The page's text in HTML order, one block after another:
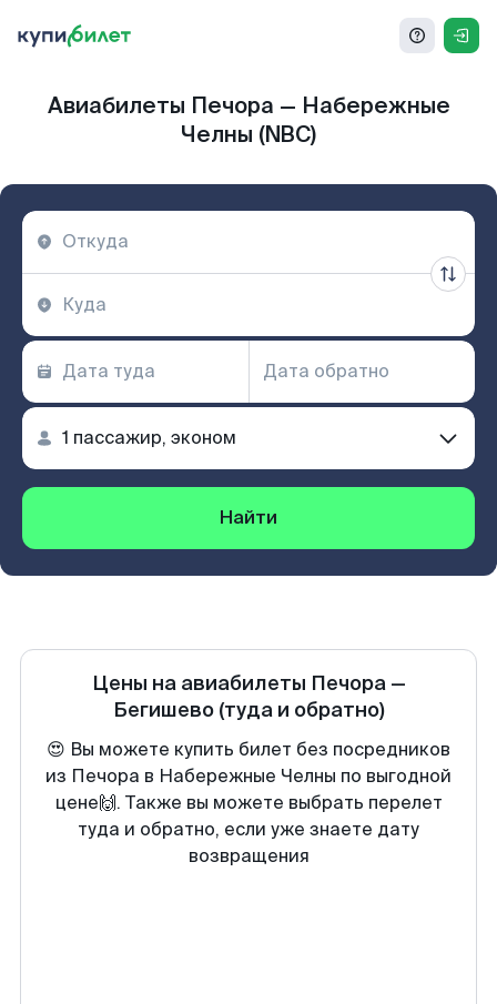
Авиабилеты Печора — Набережные
Челны (NBC)
Найти
Цены на авиабилеты Печора—
Бегишево (туда и обратно)
😍 Вы можете купить билет без посредников
из Печора в Набережные Челны по выгодной
цене🙌. Также вы можете выбрать перелет
туда и обратно, если уже знаете дату
возвращения